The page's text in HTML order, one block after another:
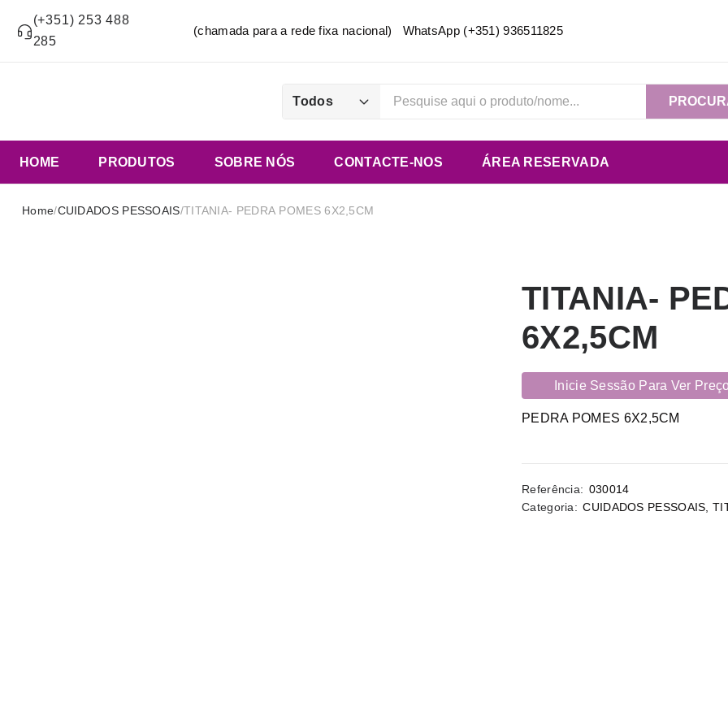
(+351) 253 488
285
(chamada para a rede fixa nacional) WhatsApp (+351) 936511825
Todos
HOME PRODUTOS SOBRE NÓS CONTACTE-NOS ÁREA RESERVADA
Home/CUIDADOS PESSOAIS/TITANIA- PEDRA POMES 6X2,5CM
TITANIA-
6X2,5CM
Inicie Sessão Para Ver
PEDRA POMES 6X2,5CM
Referência: 030014
Categoria: CUIDADOS PESSOAIS ,